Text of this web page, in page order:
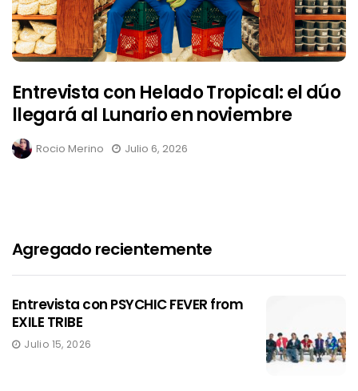
Entrevista con Helado Tropical: el dúo
llegará al Lunario en noviembre
Rocio Merino Julio 6, 2026
Agregado recientemente
Entrevista con PSYCHIC FEVER from
EXILE TRIBE
Julio 15, 2026